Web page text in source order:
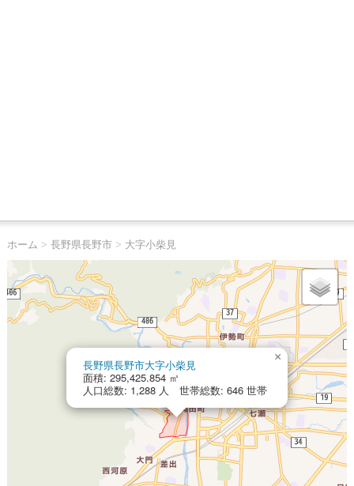
ホーム > 長野県長野市> 大字小柴見
長野県長野市大字小柴見
面積: 295,425.854 ㎡
人口総数: 1,288 人 世帯総数: 646 世帯
×